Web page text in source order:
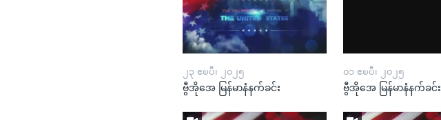
၂၃ ဧၿပီ၊ ၂၀၂၅
ဗွီအိုအေ မြန်မာနံနက်ခင်း
၀၁ ဧၿပီ၊ ၂၀၂၅
ဗွီအိုအေ မြန်မာနံနက်ခင်း